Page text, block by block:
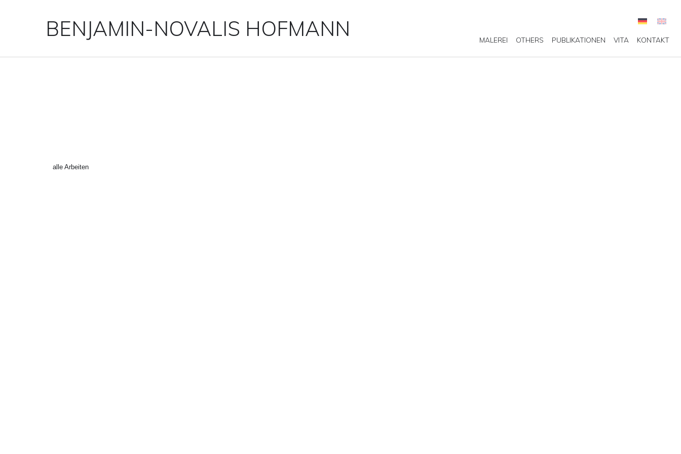
BENJAMIN-NOVALIS HOFMANN MALEREI OTHERS PUBLIKATIONEN VITA KONTAKT
alle Arbeiten